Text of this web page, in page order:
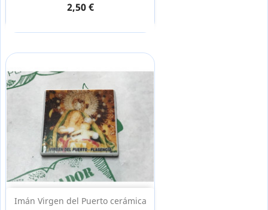
2,50 €
Imán Virgen del Puerto cerámica